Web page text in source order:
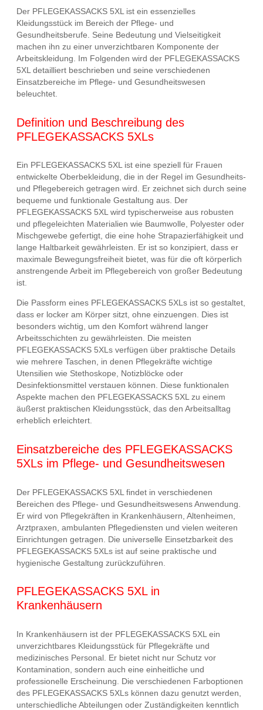
Der PFLEGEKASSACKS 5XL ist ein essenzielles
Kleidungsstück im Bereich der Pflege- und
Gesundheitsberufe. Seine Bedeutung und Vielseitigkeit
machen ihn zu einer unverzichtbaren Komponente der
Arbeitskleidung. Im Folgenden wird der PFLEGEKASSACKS
5XL detailliert beschrieben und seine verschiedenen
Einsatzbereiche im Pflege- und Gesundheitswesen
beleuchtet.
Definition und Beschreibung des
PFLEGEKASSACKS 5XLs
Ein PFLEGEKASSACKS 5XL ist eine speziell für Frauen
entwickelte Oberbekleidung, die in der Regel im Gesundheits-
und Pflegebereich getragen wird. Er zeichnet sich durch seine
bequeme und funktionale Gestaltung aus. Der
PFLEGEKASSACKS 5XL wird typischerweise aus robusten
und pflegeleichten Materialien wie Baumwolle, Polyester oder
Mischgewebe gefertigt, die eine hohe Strapazierfähigkeit und
lange Haltbarkeit gewährleisten. Er ist so konzipiert, dass er
maximale Bewegungsfreiheit bietet, was für die oft körperlich
anstrengende Arbeit im Pflegebereich von großer Bedeutung
ist.
Die Passform eines PFLEGEKASSACKS 5XLs ist so gestaltet,
dass er locker am Körper sitzt, ohne einzuengen. Dies ist
besonders wichtig, um den Komfort während langer
Arbeitsschichten zu gewährleisten. Die meisten
PFLEGEKASSACKS 5XLs verfügen über praktische Details
wie mehrere Taschen, in denen Pflegekräfte wichtige
Utensilien wie Stethoskope, Notizblöcke oder
Desinfektionsmittel verstauen können. Diese funktionalen
Aspekte machen den PFLEGEKASSACKS 5XL zu einem
äußerst praktischen Kleidungsstück, das den Arbeitsalltag
erheblich erleichtert.
Einsatzbereiche des PFLEGEKASSACKS
5XLs im Pflege- und Gesundheitswesen
Der PFLEGEKASSACKS 5XL findet in verschiedenen
Bereichen des Pflege- und Gesundheitswesens Anwendung.
Er wird von Pflegekräften in Krankenhäusern, Altenheimen,
Arztpraxen, ambulanten Pflegediensten und vielen weiteren
Einrichtungen getragen. Die universelle Einsetzbarkeit des
PFLEGEKASSACKS 5XLs ist auf seine praktische und
hygienische Gestaltung zurückzuführen.
PFLEGEKASSACKS 5XL in
Krankenhäusern
In Krankenhäusern ist der PFLEGEKASSACKS 5XL ein
unverzichtbares Kleidungsstück für Pflegekräfte und
medizinisches Personal. Er bietet nicht nur Schutz vor
Kontamination, sondern auch eine einheitliche und
professionelle Erscheinung. Die verschiedenen Farboptionen
des PFLEGEKASSACKS 5XLs können dazu genutzt werden,
unterschiedliche Abteilungen oder Zuständigkeiten kenntlich